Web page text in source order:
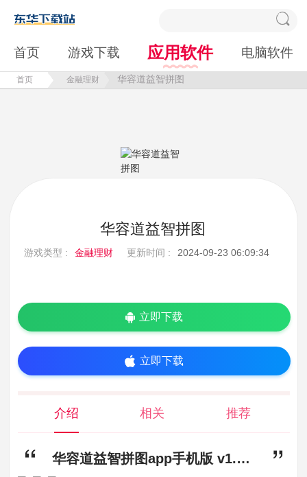
首页 游戏下载 应用软件 电脑软件
首页 金融理财 华容道益智拼图
华容道益智拼图
游戏类型 : 金融理财 更新时间 : 2024-09-23 06:09:34
立即下载
立即下载
介绍 相关 推荐
华容道益智拼图app手机版 v1.0.1,华容道益智拼图app下载,华容道益智拼图app手机版